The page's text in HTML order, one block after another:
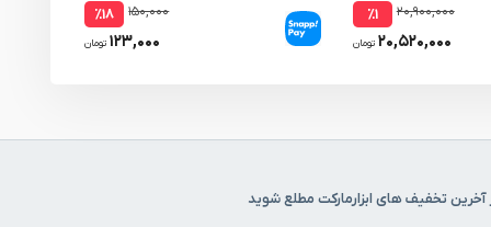
۲۰,۹۰۰,۰۰۰ ٪۱
۲۰,۵۲۰,۰۰۰ تومان
۱۵۰,۰۰۰ ٪۱۸
۱۲۳,۰۰۰ تومان
آخرین تخفیف های ابزارمارکت مطلع شوید